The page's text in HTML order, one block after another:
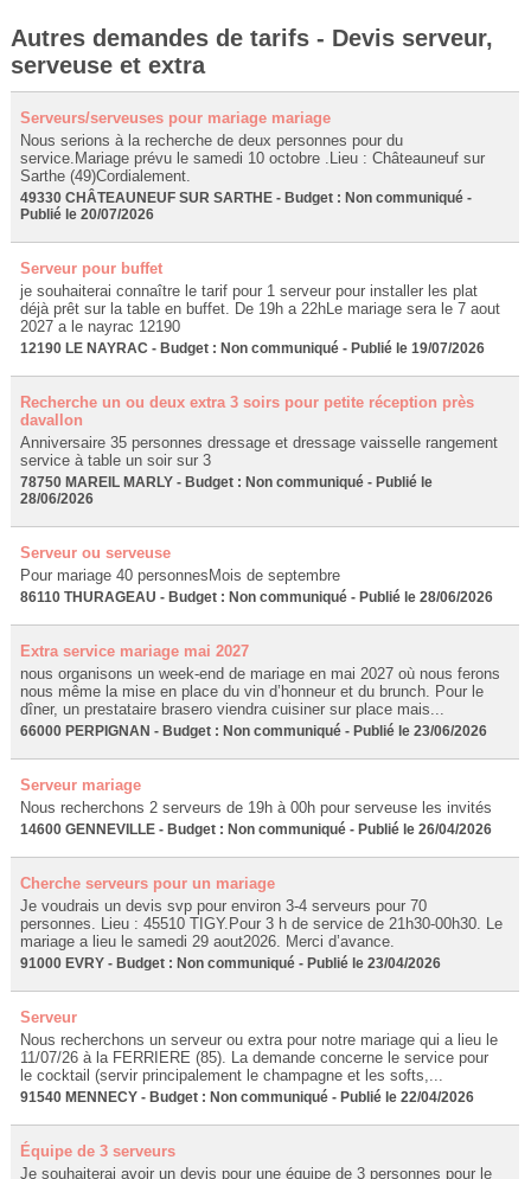
Autres demandes de tarifs - Devis serveur,
serveuse et extra
Serveurs/serveuses pour mariage mariage
Nous serions à la recherche de deux personnes pour du
service.Mariage prévu le samedi 10 octobre .Lieu : Châteauneuf sur
Sarthe (49)Cordialement.
49330 CHÂTEAUNEUF SUR SARTHE - Budget : Non communiqué -
Publié le 20/07/2026
Serveur pour buffet
je souhaiterai connaître le tarif pour 1 serveur pour installer les plat
déjà prêt sur la table en buffet. De 19h a 22hLe mariage sera le 7 aout
2027 a le nayrac 12190
12190 LE NAYRAC - Budget : Non communiqué - Publié le 19/07/2026
Recherche un ou deux extra 3 soirs pour petite réception près
davallon
Anniversaire 35 personnes dressage et dressage vaisselle rangement
service à table un soir sur 3
78750 MAREIL MARLY - Budget : Non communiqué - Publié le
28/06/2026
Serveur ou serveuse
Pour mariage 40 personnesMois de septembre
86110 THURAGEAU - Budget : Non communiqué - Publié le 28/06/2026
Extra service mariage mai 2027
nous organisons un week-end de mariage en mai 2027 où nous ferons
nous même la mise en place du vin d’honneur et du brunch. Pour le
dîner, un prestataire brasero viendra cuisiner sur place mais...
66000 PERPIGNAN - Budget : Non communiqué - Publié le 23/06/2026
Serveur mariage
Nous recherchons 2 serveurs de 19h à 00h pour serveuse les invités
14600 GENNEVILLE - Budget : Non communiqué - Publié le 26/04/2026
Cherche serveurs pour un mariage
Je voudrais un devis svp pour environ 3-4 serveurs pour 70
personnes. Lieu : 45510 TIGY.Pour 3 h de service de 21h30-00h30. Le
mariage a lieu le samedi 29 aout2026. Merci d’avance.
91000 EVRY - Budget : Non communiqué - Publié le 23/04/2026
Serveur
Nous recherchons un serveur ou extra pour notre mariage qui a lieu le
11/07/26 à la FERRIERE (85). La demande concerne le service pour
le cocktail (servir principalement le champagne et les softs,...
91540 MENNECY - Budget : Non communiqué - Publié le 22/04/2026
Équipe de 3 serveurs
Je souhaiterai avoir un devis pour une équipe de 3 personnes pour le